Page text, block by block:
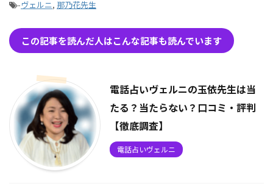
-ヴェルニ, 那乃花先生
この記事を読んだ人はこんな記事も読んでいます
電話占いヴェルニの玉依先生は当
たる？当たらない？口コミ・評判
【徹底調査】
電話占いヴェルニ